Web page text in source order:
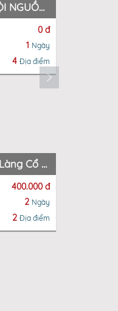
PHÚ THỌ - VỀ VỚI CỘI NGUỒN DÂN TỘC VIỆT NAM
0 đ
1 Ngày
4 Địa điểm
Việt Trì - Đền Hùng - Làng Cổ Hùng Lô - KDL Nước Khoáng Nóng Thanh Thuỷ - Việt Trì
400.000 đ
2 Ngày
2 Địa điểm